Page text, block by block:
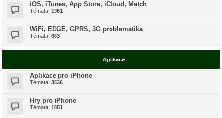
iOS, iTunes, App Store, iCloud, Match
Témata: 1961
WiFi, EDGE, GPRS, 3G problematika
Témata: 663
Aplikace
Aplikace pro iPhone
Témata: 3536
Hry pro iPhone
Témata: 1851